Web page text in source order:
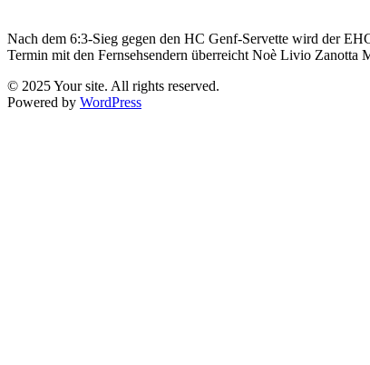
Nach dem 6:3-Sieg gegen den HC Genf-Servette wird der
Termin mit den Fernsehsendern überreicht Noè Livio
© 2025 Your site. All rights reserved.
Powered by WordPress